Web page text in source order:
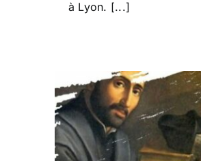
à Lyon. [...]